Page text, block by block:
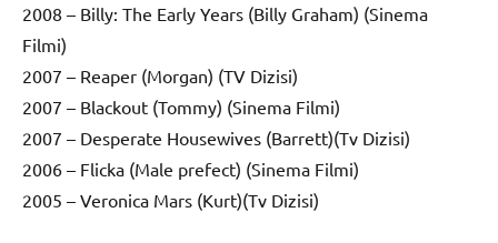
2008 – Billy: The Early Years (Billy Graham) (Sinema
Filmi)
2007 – Reaper (Morgan) (TV Dizisi)
2007 – Blackout (Tommy) (Sinema Filmi)
2007 – Desperate Housewives (Barrett)(Tv Dizisi)
2006 – Flicka (Male prefect) (Sinema Filmi)
2005 – Veronica Mars (Kurt)(Tv Dizisi)